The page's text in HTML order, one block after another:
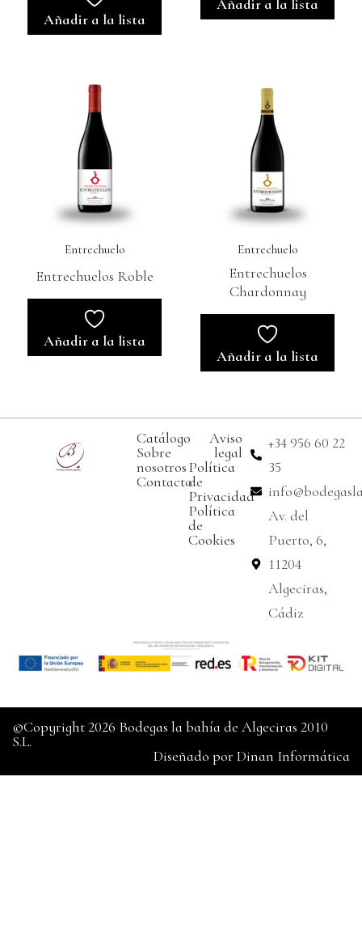
Añadir a la lista
Añadir a la lista
Entrechuelo
Entrechuelos Roble
Añadir a la lista
Entrechuelo
Entrechuelos
Chardonnay
Añadir a la lista
Catálogo
Sobre
nosotros
Contacto
Aviso
legal
Política
de
Privacidad
Política
de
Cookies
+34 956 60 22
35
Av. del
Puerto, 6,
11204
Algeciras,
Cádiz
©Copyright 2026 Bodegas la bahía de Algeciras 2010
S.L.
Diseñado por Dinan Informática